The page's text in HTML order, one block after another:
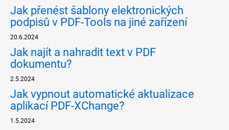
Jak přenést šablony elektronických
podpisů v PDF-Tools na jiné zařízení
20.6.2024
Jak najít a nahradit text v PDF
dokumentu?
2.5.2024
Jak vypnout automatické aktualizace
aplikací PDF-XChange?
1.5.2024